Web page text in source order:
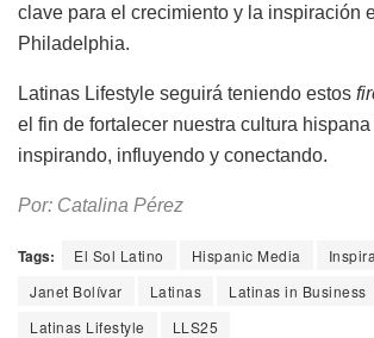
clave para el crecimiento y la inspiración
Philadelphia.
Latinas Lifestyle seguirá teniendo estos
el fin de fortalecer nuestra cultura
inspirando, influyendo y conectando.
Por: Catalina Pérez
Tags: El Sol Latino Hispanic Media
Janet Bolívar
Latinas
Latinas in Business
Latinas Lifestyle
LLS25